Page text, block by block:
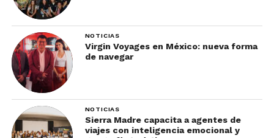
NOTICIAS
Virgin Voyages en México: nueva forma
de navegar
NOTICIAS
Sierra Madre capacita a agentes de
viajes con inteligencia emocional y